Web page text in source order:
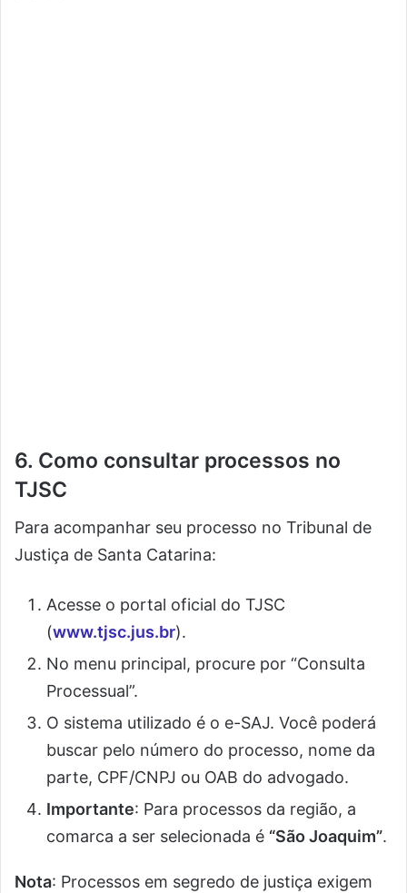
6. Como consultar processos no
TJSC
Para acompanhar seu processo no Tribunal de
Justiça de Santa Catarina:
Acesse o portal oficial do TJSC
(www.tjsc.jus.br).
No menu principal, procure por “Consulta
Processual”.
O sistema utilizado é o e-SAJ. Você poderá
buscar pelo número do processo, nome da
parte, CPF/CNPJ ou OAB do advogado.
Importante: Para processos da região, a
comarca a ser selecionada é “São Joaquim”.
Nota: Processos em segredo de justiça exigem